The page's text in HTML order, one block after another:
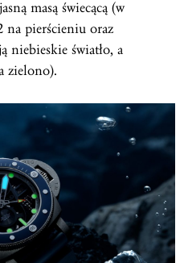
masą świecącą (w
na pierścieniu oraz
niebieskie światło, a
zielono).